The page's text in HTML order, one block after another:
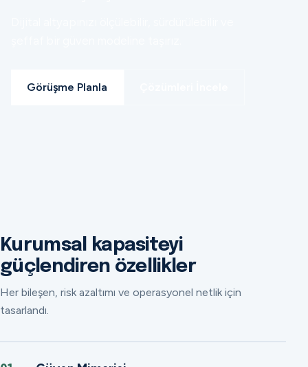
Görüşme Planla
Kurumsal kapasiteyi
güçlendiren özellikler
Her bileşen, risk azaltımı ve operasyonel netlik için
tasarlandı.